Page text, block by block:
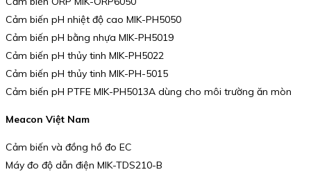
Cảm biến pH nhiệt độ cao MIK-PH5050
Cảm biến pH bằng nhựa MIK-PH5019
Cảm biến pH thủy tinh MIK-PH5022
Cảm biến pH thủy tinh MIK-PH-5015
Cảm biến pH PTFE MIK-PH5013A dùng cho môi trường ăn mòn
Meacon Việt Nam
Cảm biến và đồng hồ đo EC
Máy đo độ dẫn điện MIK-TDS210-B